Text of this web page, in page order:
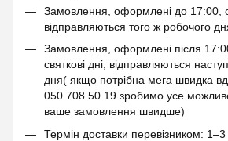
Замовлення, оформлені до 17:00,
відправляються того ж робочого
Замовлення, оформлені після
святкові дні, відправляються
дня( якщо потрібна мега швидка
050 708 50 19 зробимо усе
ваше замовлення швидше)
Термін доставки перевізником: